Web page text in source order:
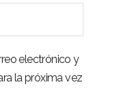
electrónico y
la próxima vez